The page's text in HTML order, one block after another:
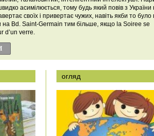
асимілюється, тому будь який повів з України
своїх і привертає чужих, навіть якби то було
на Bd. Saint-Germain тим більше, якщо la Soiree se
d’un verre.
огляд